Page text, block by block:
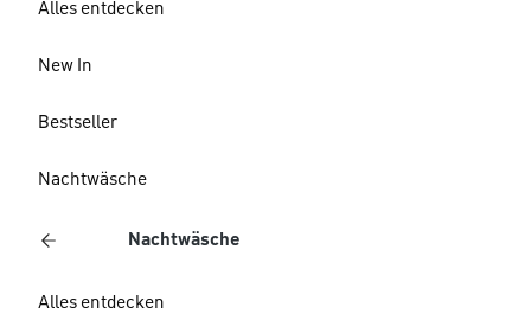
Alles entdecken
New In
Bestseller
Nachtwäsche
Nachtwäsche
Alles entdecken